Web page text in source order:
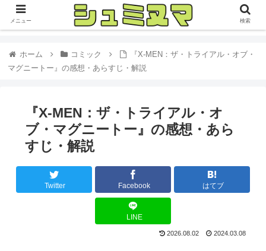
ホーム コミック
『X-MEN：ザ・トライアル・オブ・
マグニートー』の感想・あらすじ・解説
『X-MEN：ザ・トライアル・オ
ブ・マグニートー』の感想・あら
すじ・解説
Twitter Facebook はてブ
LINE
2026.08.02 2024.03.08
メニュー 検索